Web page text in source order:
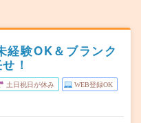
経験OK＆ブランク
！
土日祝日が休み WEB登録OK